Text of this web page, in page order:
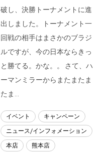
0965-52-0323
096-274-8175
0965-45-9282
破し、決勝トーナメントに進
出しました。トーナメント一
回戦の相手はまさかのブラジ
ルですが、今の日本ならきっ
と勝てる。かな。。 さて、ハ
ーマンミラーからまたまたま
たま…
イベント
キャンペーン
ニュース/インフォメーション
本店
熊本店